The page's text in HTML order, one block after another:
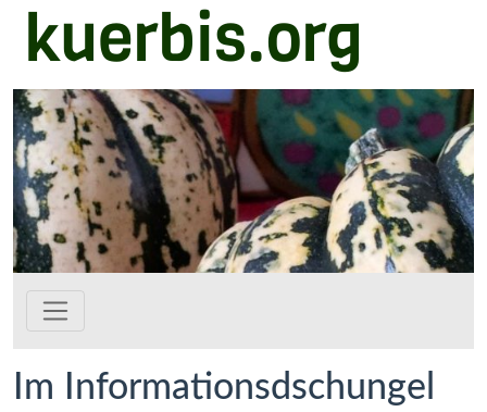
Zum Hauptinhalt springen
kuerbis.org
Im Informationsdschungel